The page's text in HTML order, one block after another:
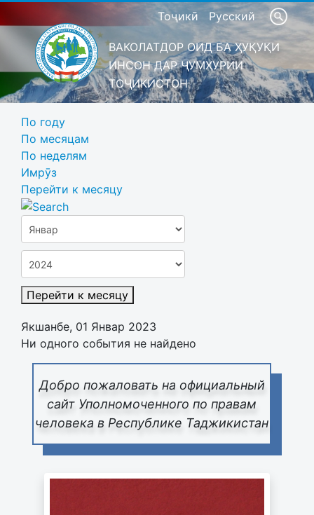
Тоҷикӣ Русский
ВАКОЛАТДОР ОИД БА ҲУҚУҚИ
ИНСОН ДАР ҶУМҲУРИИ
ТОҶИКИСТОН
Добро пожаловать на официальный
сайт Уполномоченного по правам
человека в Республике Таджикистан
По году
По месяцам
По неделям
Имрӯз
Перейти к месяцу
Перейти к месяцу
Якшанбе, 01 Январ 2023
Ни одного события не найдено